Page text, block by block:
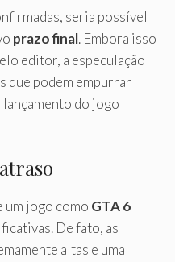
seria possível
prazo final. Embora isso
editor, a especulação
que podem empurrar
lançamento do jogo
um jogo como GTA 6
De fato, as
altas e uma